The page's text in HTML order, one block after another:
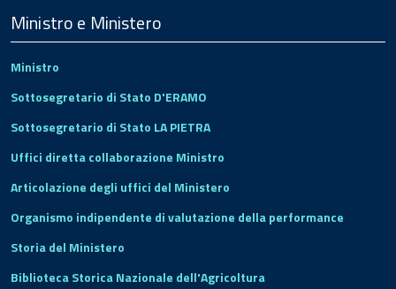
Footer
Ministro e Ministero
Ministro
Sottosegretario di Stato D'ERAMO
Sottosegretario di Stato LA PIETRA
Uffici diretta collaborazione Ministro
Articolazione degli uffici del Ministero
Organismo indipendente di valutazione della performance
Storia del Ministero
Biblioteca Storica Nazionale dell'Agricoltura